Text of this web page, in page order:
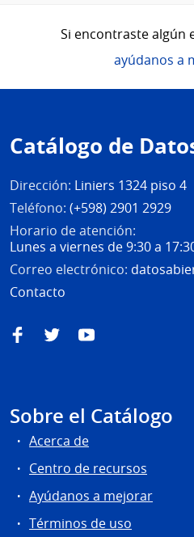
Si encontraste algún
ayúdanos a
de
página
Catálogo de
Dirección: Liniers 1324 piso 4
Teléfono: (+598) 2901 2929
Horario de atención:
Lunes a viernes de 9:30 a
Correo electrónico:
Contacto
FacebookTwitterYouTube
Sobre el Catálogo
Acerca de
Centro de recursos
Ayúdanos a mejorar
Términos de uso